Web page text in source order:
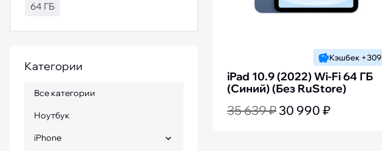
64 ГБ
Категории
Все категории
Ноутбук
iPhone
Кэшбек +309
iPad 10.9 (2022) Wi-Fi 64 ГБ
(Синий) (Без RuStore)
35 639 ₽ 30 990 ₽